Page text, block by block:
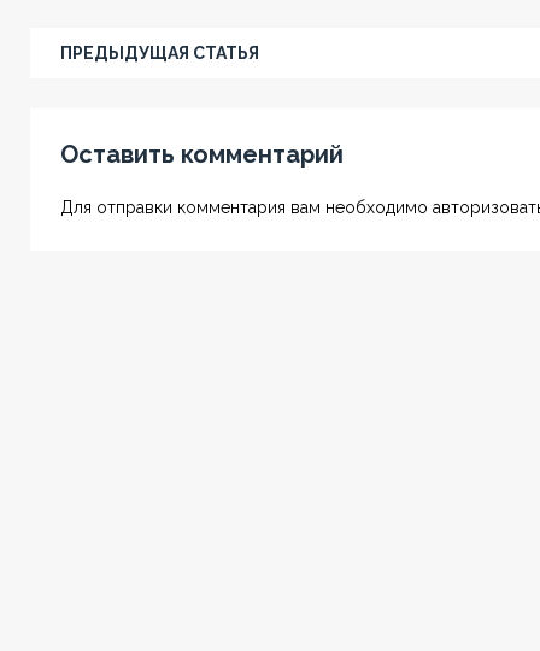
ПРЕДЫДУЩАЯ СТАТЬЯ
Оставить комментарий
Для отправки комментария вам необходимо